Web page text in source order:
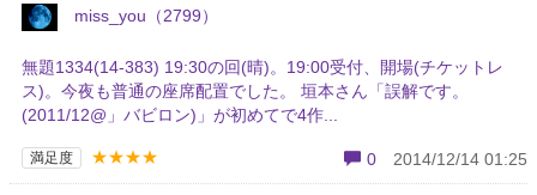
miss_you（2799）
無題1334(14-383) 19:30の回(晴)。19:00受付、開場(チケットレ
ス)。今夜も普通の座席配置でした。 垣本さん「誤解です。
(2011/12@」バビロン)」が初めてで4作...
満足度 ★★★★ 0 2014/12/14 01:25